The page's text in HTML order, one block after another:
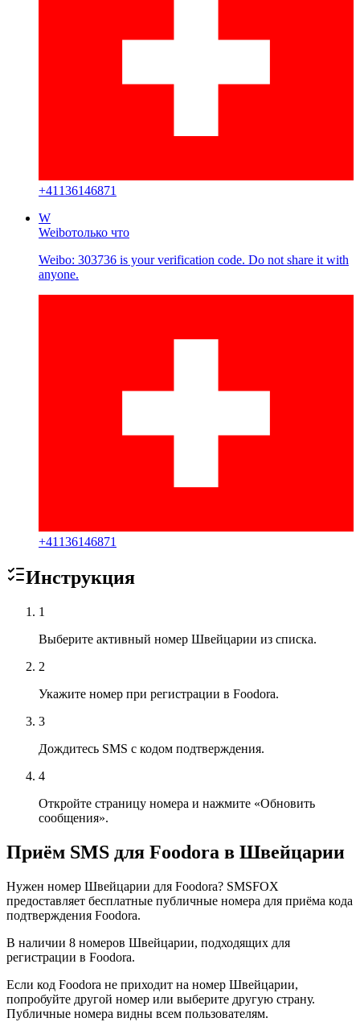
+41136146871
W
Weiboтолько что
Weibo: 303736 is your verification code. Do not share it with
anyone.
+41136146871
Инструкция
1
Выберите активный номер Швейцарии из списка.
2
Укажите номер при регистрации в Foodora.
3
Дождитесь SMS с кодом подтверждения.
4
Откройте страницу номера и нажмите «Обновить
сообщения».
Приём SMS для Foodora в Швейцарии
Нужен номер Швейцарии для Foodora? SMSFOX
предоставляет бесплатные публичные номера для приёма кода
подтверждения Foodora.
В наличии 8 номеров Швейцарии, подходящих для
регистрации в Foodora.
Если код Foodora не приходит на номер Швейцарии,
попробуйте другой номер или выберите другую страну.
Публичные номера видны всем пользователям.